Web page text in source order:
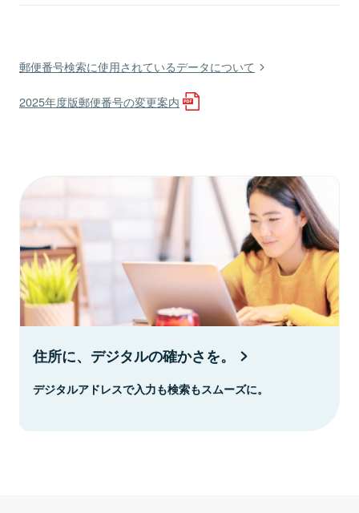
郵便番号検索に使用されているデータについて
2025年度版郵便番号の変更案内
住所に、デジタルの確かさを。
デジタルアドレスで入力も検索もスムーズに。